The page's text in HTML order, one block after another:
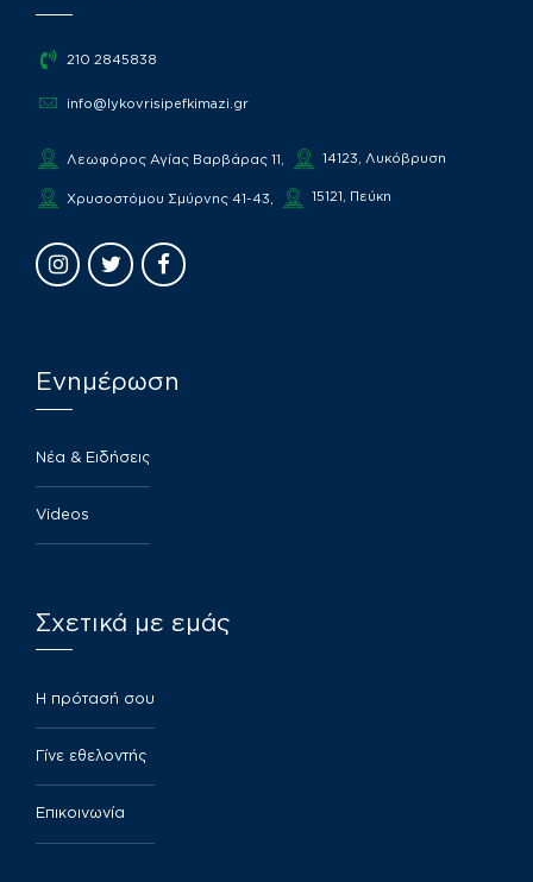
210 2845838
info@lykovrisipefkimazi.gr
Λεωφόρος Αγίας Βαρβάρας 11, 14123, Λυκόβρυση
Χρυσοστόμου Σμύρνης 41-43, 15121, Πεύκη
Ενημέρωση
Νέα & Ειδήσεις
Videos
Σχετικά με εμάς
​Η πρότασή σου
Γίνε εθελοντής
Επικοινωνία